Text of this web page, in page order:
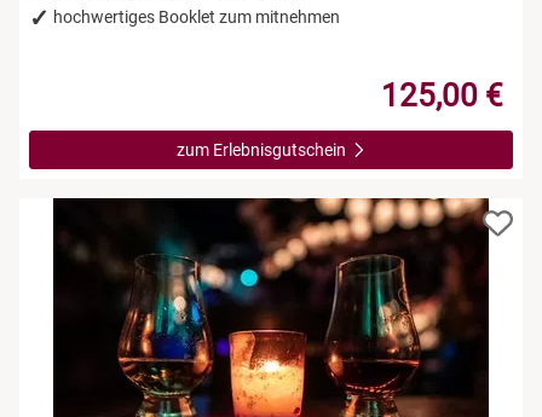
hochwertiges Booklet zum mitnehmen
125,00 €
zum Erlebnisgutschein